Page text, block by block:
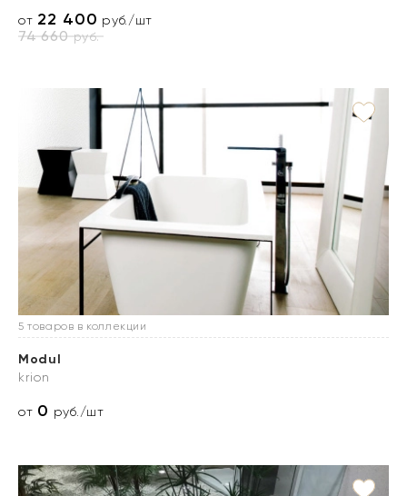
от 22 400 руб./шт
74 660руб.
5 товаров в коллекции
Modul
krion
от 0 руб./шт